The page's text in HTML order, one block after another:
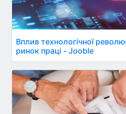
Вплив технологічної
ринок праці - Jooble